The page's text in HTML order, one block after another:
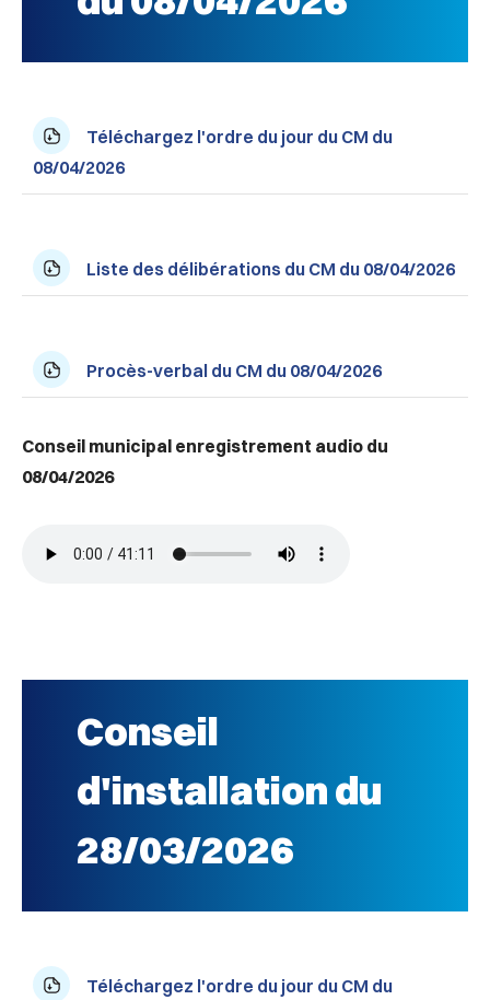
Téléchargez l'ordre du jour du CM du
08/04/2026
Liste des délibérations du CM du 08/04/2026
Procès-verbal du CM du 08/04/2026
Conseil municipal enregistrement audio du
08/04/2026
Conseil
d'installation du
28/03/2026
Téléchargez l'ordre du jour du CM du